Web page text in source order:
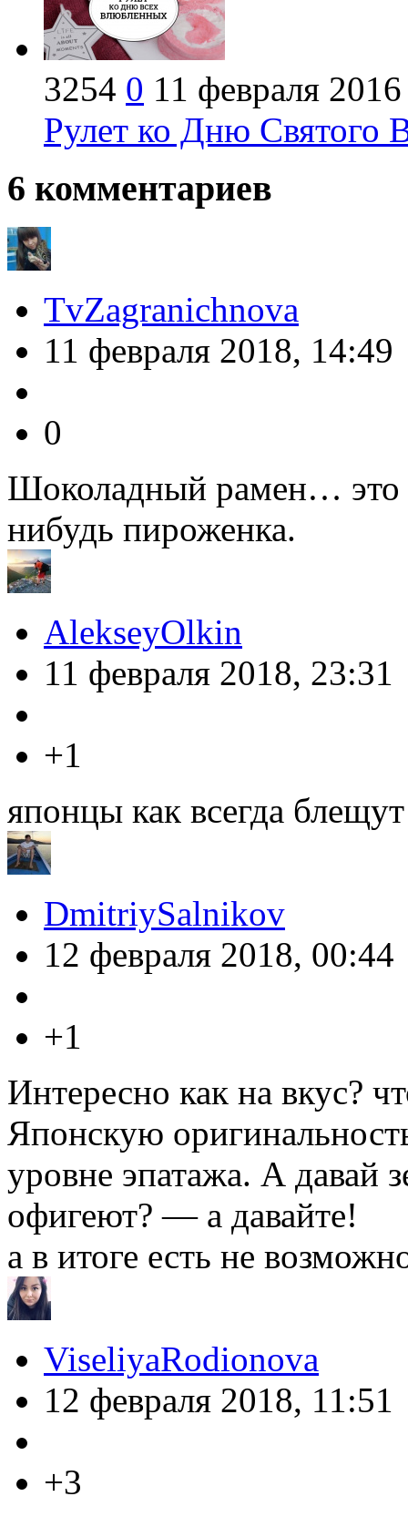
3254 0 11 февраля 2016
Рулет ко Дню Святого
6 комментариев
TvZagranichnova
11 февраля 2018, 14:49
0
Шоколадный рамен… это
нибудь пироженка.
AlekseyOlkin
11 февраля 2018, 23:31
+1
японцы как всегда
DmitriySalnikov
12 февраля 2018, 00:44
+1
Интересно как на вкус?
Японскую
уровне эпатажа. А давай
офигеют? — а давайте!
а в итоге есть не
ViseliyaRodionova
12 февраля 2018, 11:51
+3